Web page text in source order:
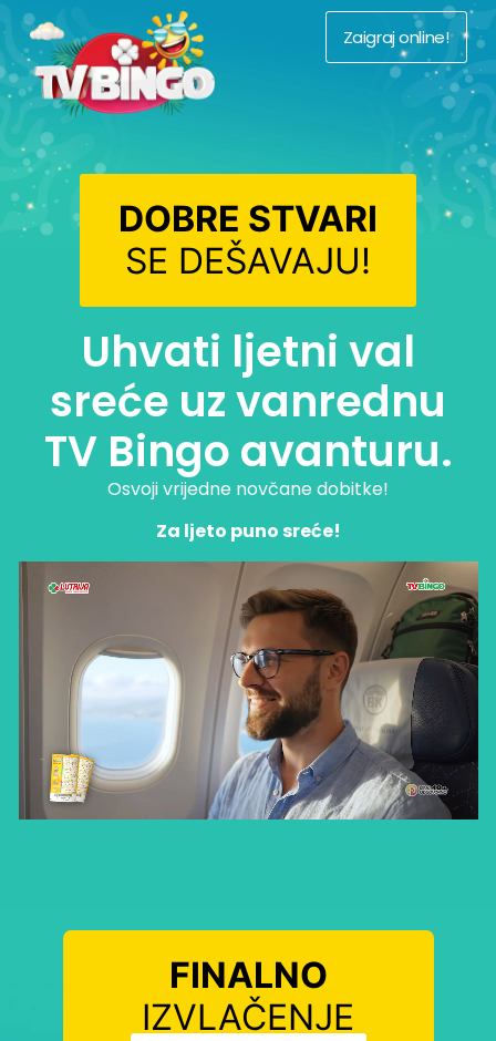
Zaigraj online!
DOBRE STVARI
SE DEŠAVAJU!
Uhvati ljetni val
sreće uz vanrednu
TV Bingo avanturu.
Osvoji vrijedne novčane dobitke!
Za ljeto puno sreće!
FINALNO
IZVLAČENJE